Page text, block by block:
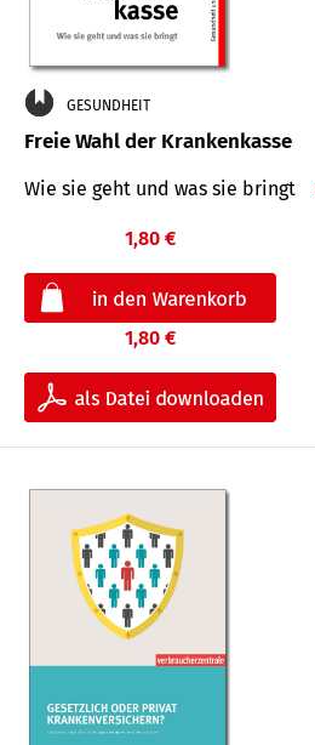
GESUNDHEIT
Freie Wahl der Krankenkasse
Wie sie geht und was sie bringt
1,80 €
1,80 €